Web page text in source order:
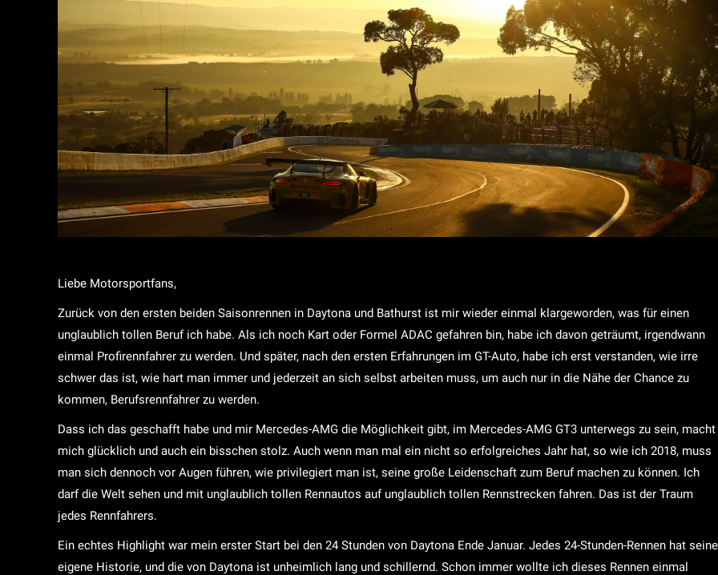
Liebe Motorsportfans,
Zurück von den ersten beiden Saisonrennen in Daytona und Bathurst ist mir wieder einmal klargeworden, was für einen
unglaublich tollen Beruf ich habe. Als ich noch Kart oder Formel ADAC gefahren bin, habe ich davon geträumt, irgendwann
einmal Profirennfahrer zu werden. Und später, nach den ersten Erfahrungen im GT-Auto, habe ich erst verstanden, wie irre
schwer das ist, wie hart man immer und jederzeit an sich selbst arbeiten muss, um auch nur in die Nähe der Chance zu
kommen, Berufsrennfahrer zu werden.
Dass ich das geschafft habe und mir Mercedes-AMG die Möglichkeit gibt, im Mercedes-AMG GT3 unterwegs zu sein, macht
mich glücklich und auch ein bisschen stolz. Auch wenn man mal ein nicht so erfolgreiches Jahr hat, so wie ich 2018, muss
man sich dennoch vor Augen führen, wie privilegiert man ist, seine große Leidenschaft zum Beruf machen zu können. Ich
darf die Welt sehen und mit unglaublich tollen Rennautos auf unglaublich tollen Rennstrecken fahren. Das ist der Traum
jedes Rennfahrers.
Ein echtes Highlight war mein erster Start bei den 24 Stunden von Daytona Ende Januar. Jedes 24-Stunden-Rennen hat seine
eigene Historie, und die von Daytona ist unheimlich lang und schillernd. Schon immer wollte ich dieses Rennen einmal